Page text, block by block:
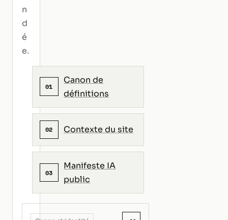
n
d
é
e.
01
Canon de
définitions
02 Contexte du site
03
Manifeste IA
public